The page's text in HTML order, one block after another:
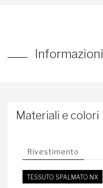
Informazioni
Materiali e colori
Rivestimento
TESSUTO SPALMATO NX